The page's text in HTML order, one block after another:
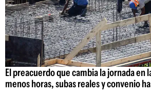
El preacuerdo que cambia la jornada en
menos horas, subas reales y convenio